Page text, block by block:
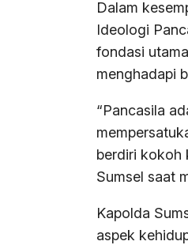
Dalam
Ideologi
fondasi
menghadapi
“Pancasila
berdiri kokoh
Sumsel saat
Kapolda
aspek